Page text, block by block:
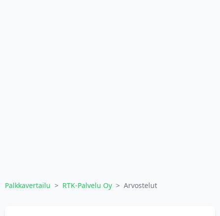
Palkkavertailu > RTK-Palvelu Oy > Arvostelut